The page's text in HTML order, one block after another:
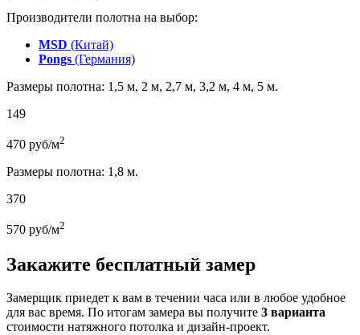
Производители полотна на выбор:
MSD (Китай)
Pongs (Германия)
Размеры полотна: 1,5 м, 2 м, 2,7 м, 3,2 м, 4 м, 5 м.
149
470 руб/м2
Размеры полотна: 1,8 м.
370
570 руб/м2
Закажите бесплатный замер
Замерщик приедет к вам в течении часа или в любое удобное
для вас время. По итогам замера вы получите 3 варианта
стоимости натяжного потолка и дизайн-проект.